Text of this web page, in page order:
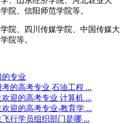
院、信阳师范学院等。
院、四川传媒学院、中国传媒大
院等。
的专业
考的高考专业 石油工程 ...
欢迎的高考专业 计算机 ...
欢迎的高考专业-教育学 ...
飞行学员组织部门是哪 ...